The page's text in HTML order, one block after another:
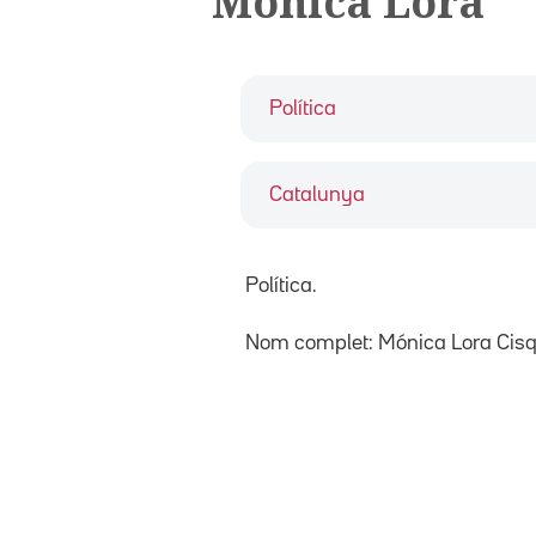
Política
Catalunya
Política.
Nom complet: Mónica Lora